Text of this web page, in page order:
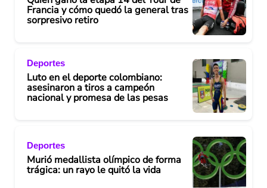
Francia y cómo quedó la general tras
sorpresivo retiro
Deportes
Luto en el deporte colombiano:
asesinaron a tiros a campeón
nacional y promesa de las pesas
Deportes
Murió medallista olímpico de forma
trágica: un rayo le quitó la vida